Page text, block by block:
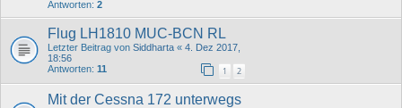
Antworten: 2
Flug LH1810 MUC-BCN RL
Letzter Beitrag von Siddharta « 4. Dez 2017,
18:56
Antworten: 11 1 2
Mit der Cessna 172 unterwegs